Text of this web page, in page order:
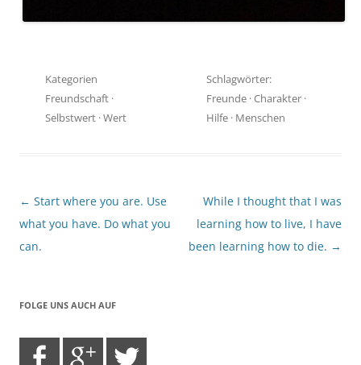
Kategorien
Freundschaft ·
Selbstwert ·Wert
Schlagwörter:
Freunde ·Charakter ·
Hilfe · Menschen
Beitragsnavigation
← Start where you are. Use
what you have. Do what you
can.
While I thought that I was
learning how to live, I have
been learning how to die. →
FOLGE UNS AUCH AUF